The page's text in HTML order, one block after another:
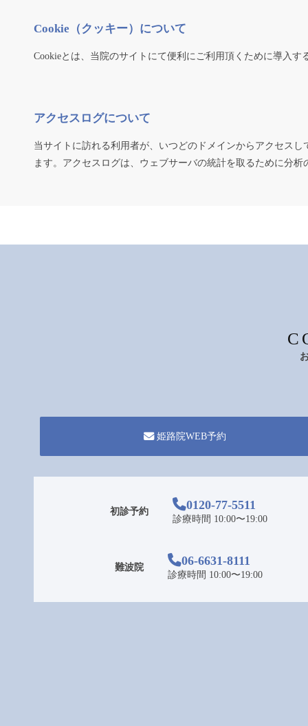
Cookie（クッキー）について
Cookieとは、当院のサイトにて便利にご利用頂くために導入
アクセスログについて
当サイトに訪れる利用者が、いつどのドメインからアクセス
ます。アクセスログは、ウェブサーバの統計を取るために分
姫路院WEB予約
初診予約 0120-77-5511
診療時間 10:00〜19:00
難波院 06-6631-8111
診療時間 10:00〜19:00